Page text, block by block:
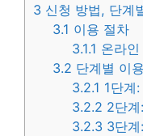
3 신청 방법, 단계
3.1 이용 절차
3.1.1 온라
3.2 단계별 이
3.2.1 1단계
3.2.2 2단
3.2.3 3단